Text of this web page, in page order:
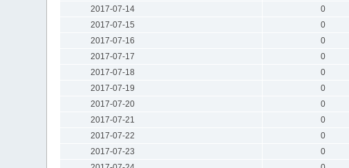
2017-07-14
0
2017-07-15
0
2017-07-16
0
2017-07-17
0
2017-07-18
0
2017-07-19
0
2017-07-20
0
2017-07-21
0
2017-07-22
0
2017-07-23
0